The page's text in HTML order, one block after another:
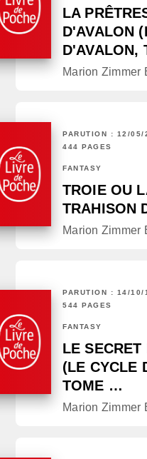
LA
D'AVALON
D'AVALON,
Marion Zimmer
PARUTION : 12/05/
444 PAGES
FANTASY
TROIE OU
TRAHISON
Marion Zimmer
PARUTION : 14/10/
544 PAGES
FANTASY
LE
(LE CYCLE
TOME …
Marion Zimmer